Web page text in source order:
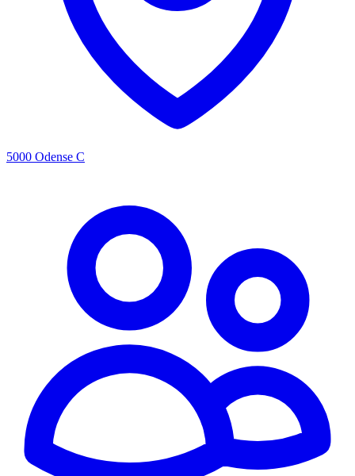
5000 Odense C